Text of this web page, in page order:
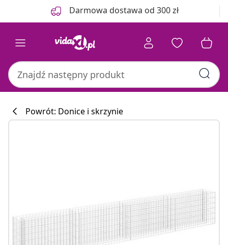
Darmowa dostawa od 300 zł
Powrót: Donice i skrzynie